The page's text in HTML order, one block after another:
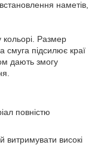
наметів,
Размер
підсилює краї
дають змогу
повністю
витримувати високі